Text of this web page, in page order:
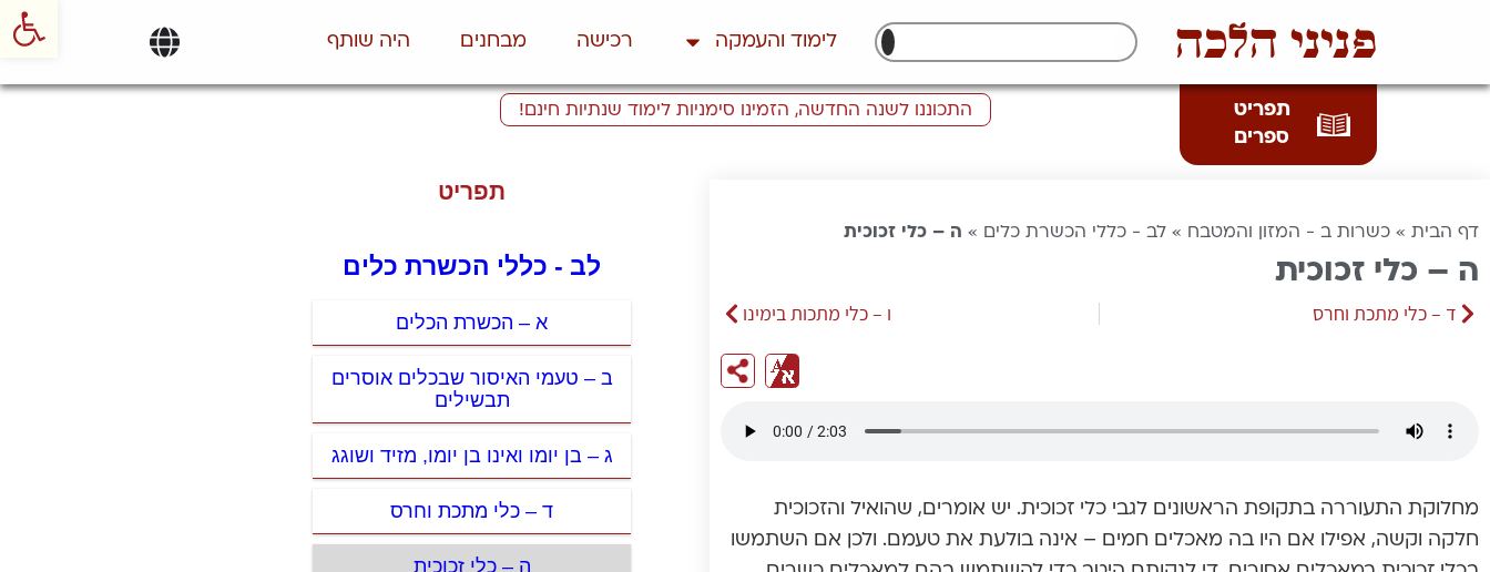
פניני הלכה לימוד והעמקה רכישה מבחנים היה שותף
תפריט
ספרים
התכוננו לשנה החדשה, הזמינו סימניות לימוד שנתיות חינם!
דף הבית » כשרות ב - המזון והמטבח » לב - כללי הכשרת כלים » ה – כלי זכוכית
ה – כלי זכוכית
ד – כלי מתכת וחרס ו – כלי מתכות בימינו
מחלוקת התעוררה בתקופת הראשונים לגבי כלי זכוכית. יש אומרים, שהואיל והזכוכית
חלקה וקשה, אפילו אם היו בה מאכלים חמים – אינה בולעת את טעמם. ולכן אם השתמשו
תפריט
לב - כללי הכשרת כלים
א – הכשרת הכלים
ב – טעמי האיסור שבכלים אוסרים
תבשילים
ג – בן יומו ואינו בן יומו, מזיד ושוגג
ד – כלי מתכת וחרס
ה – כלי זכוכית
פתח